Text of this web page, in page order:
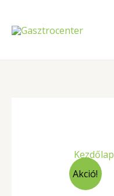
content
Kezdőlap
Akció!